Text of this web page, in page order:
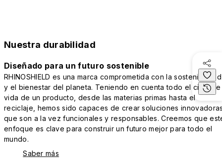
Nuestra durabilidad
Diseñado para un futuro sostenible
RHINOSHIELD es una marca comprometida con la sostenibilidad
y el bienestar del planeta. Teniendo en cuenta todo el ciclo de
vida de un producto, desde las materias primas hasta el
reciclaje, hemos sido capaces de crear soluciones
que son a la vez funcionales y responsables. Creemos que
enfoque es clave para construir un futuro mejor para todo el
mundo.
Saber más